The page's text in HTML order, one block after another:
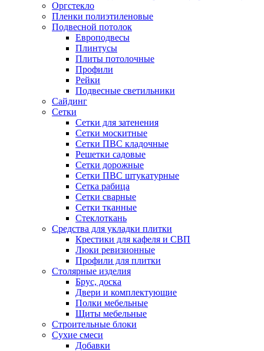
Оргстекло
Пленки полиэтиленовые
Подвесной потолок
Европодвесы
Плинтусы
Плиты потолочные
Профили
Рейки
Подвесные светильники
Сайдинг
Сетки
Сетки для затенения
Сетки москитные
Сетки ПВС кладочные
Решетки садовые
Сетки дорожные
Сетки ПВС штукатурные
Сетка рабица
Сетки сварные
Сетки тканные
Стеклоткань
Средства для укладки плитки
Крестики для кафеля и СВП
Люки ревизионные
Профили для плитки
Столярные изделия
Брус, доска
Двери и комплектующие
Полки мебельные
Щиты мебельные
Строительные блоки
Сухие смеси
Добавки